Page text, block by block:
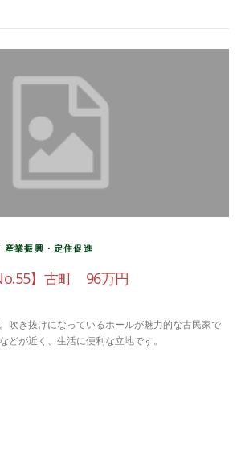
産業振興・定住促進
】古町 96万円
吹き抜けになっているホールが魅力的な古民家で
どが近く、生活に便利な立地です。
格